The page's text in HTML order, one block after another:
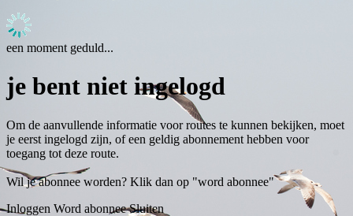
een moment geduld...
je bent niet ingelogd
Om de aanvullende informatie voor routes te kunnen bekijken, moet
je eerst ingelogd zijn, of een geldig abonnement hebben voor
toegang tot deze route.
Wil je abonnee worden? Klik dan op "word abonnee"
Inloggen Word abonnee Sluiten